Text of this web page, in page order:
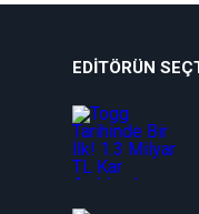
EDITÖRÜN